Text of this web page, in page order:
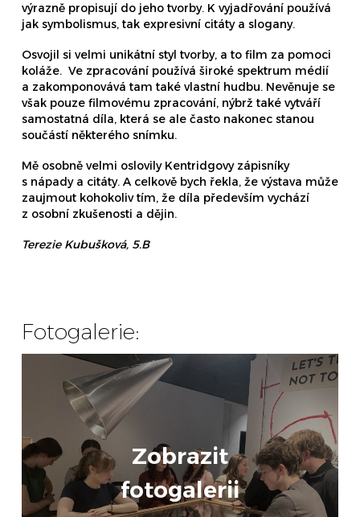
výrazně propisují do jeho tvorby. K vyjadřování používá
jak symbolismus, tak expresivní citáty a slogany.
Osvojil si velmi unikátní styl tvorby, a to film za pomoci
koláže. Ve zpracování používá široké spektrum médií
a zakomponovává tam také vlastní hudbu. Nevěnuje se
však pouze filmovému zpracování, nýbrž také vytváří
samostatná díla, která se ale často nakonec stanou
součástí některého snímku.
Mě osobně velmi oslovily Kentridgovy zápisníky
s nápady a citáty. A celkově bych řekla, že výstava může
zaujmout kohokoliv tím, že díla především vychází
z osobní zkušenosti a dějin.
Terezie Kubušková, 5.B
Fotogalerie:
Zobrazit
fotogalerii